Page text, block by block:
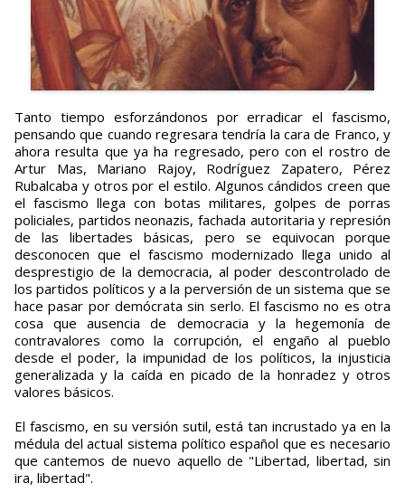
Tanto tiempo esforzándonos por erradicar el fascismo,
pensando que cuando regresara tendría la cara de Franco, y
ahora resulta que ya ha regresado, pero con el rostro de
Artur Mas, Mariano Rajoy, Rodríguez Zapatero, Pérez
Rubalcaba y otros por el estilo. Algunos cándidos creen que
el fascismo llega con botas militares, golpes de porras
policiales, partidos neonazis, fachada autoritaria y represión
de las libertades básicas, pero se equivocan porque
desconocen que el fascismo modernizado llega unido al
desprestigio de la democracia, al poder descontrolado de
los partidos políticos y a la perversión de un sistema que se
hace pasar por demócrata sin serlo. El fascismo no es otra
cosa que ausencia de democracia y la hegemonía de
contravalores como la corrupción, el engaño al pueblo
desde el poder, la impunidad de los políticos, la injusticia
generalizada y la caída en picado de la honradez y otros
valores básicos.
El fascismo, en su versión sutil, está tan incrustado ya en la
médula del actual sistema político español que es necesario
que cantemos de nuevo aquello de "Libertad, libertad, sin
ira, libertad".